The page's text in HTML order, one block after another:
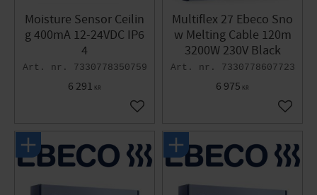
Moisture Sensor Ceilin
g 400mA 12-24VDC IP6
4
7330778350759
6 291 KR
Add to favorites
Multiflex 27 Ebeco Sno
w Melting Cable 120m
3200W 230V Black
7330778607723
6 975 KR
Add